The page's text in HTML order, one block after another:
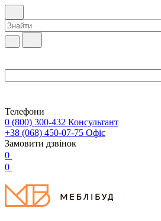
Телефони
0 (800) 300-432 Консультант
+38 (068) 450-07-75 Офіс
Замовити дзвінок
0
0